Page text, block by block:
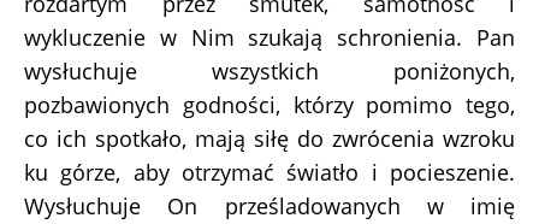
wykluczenie w Nim szukają schronienia. Pan
wysłuchuje wszystkich poniżonych,
pozbawionych godności, którzy pomimo tego,
co ich spotkało, mają siłę do zwrócenia wzroku
ku górze, aby otrzymać światło i pocieszenie.
Wysłuchuje On prześladowanych w imię